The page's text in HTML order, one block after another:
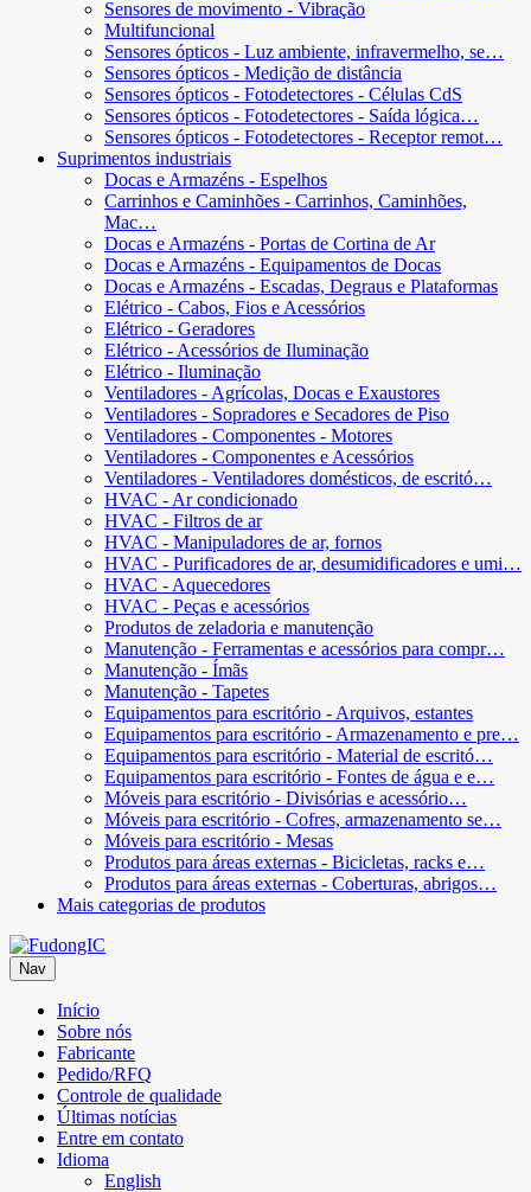
Sensores de movimento - Vibração
Multifuncional
Sensores ópticos - Luz ambiente, infravermelho, se…
Sensores ópticos - Medição de distância
Sensores ópticos - Fotodetectores - Células CdS
Sensores ópticos - Fotodetectores - Saída lógica…
Sensores ópticos - Fotodetectores - Receptor remot…
Suprimentos industriais
Docas e Armazéns - Espelhos
Carrinhos e Caminhões - Carrinhos, Caminhões,
Mac…
Docas e Armazéns - Portas de Cortina de Ar
Docas e Armazéns - Equipamentos de Docas
Docas e Armazéns - Escadas, Degraus e Plataformas
Elétrico - Cabos, Fios e Acessórios
Elétrico - Geradores
Elétrico - Acessórios de Iluminação
Elétrico - Iluminação
Ventiladores - Agrícolas, Docas e Exaustores
Ventiladores - Sopradores e Secadores de Piso
Ventiladores - Componentes - Motores
Ventiladores - Componentes e Acessórios
Ventiladores - Ventiladores domésticos, de escritó…
HVAC - Ar condicionado
HVAC - Filtros de ar
HVAC - Manipuladores de ar, fornos
HVAC - Purificadores de ar, desumidificadores e umi…
HVAC - Aquecedores
HVAC - Peças e acessórios
Produtos de zeladoria e manutenção
Manutenção - Ferramentas e acessórios para compr…
Manutenção - Ímãs
Manutenção - Tapetes
Equipamentos para escritório - Arquivos, estantes
Equipamentos para escritório - Armazenamento e pre…
Equipamentos para escritório - Material de escritó…
Equipamentos para escritório - Fontes de água e e…
Móveis para escritório - Divisórias e acessório…
Móveis para escritório - Cofres, armazenamento se…
Móveis para escritório - Mesas
Produtos para áreas externas - Bicicletas, racks e…
Produtos para áreas externas - Coberturas, abrigos…
Mais categorias de produtos
Nav
Início
Sobre nós
Fabricante
Pedido/RFQ
Controle de qualidade
Últimas notícias
Entre em contato
Idioma
English